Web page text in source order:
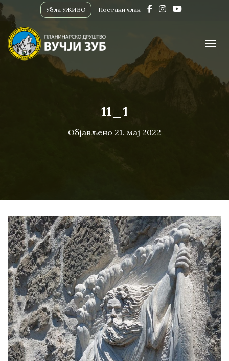
Убла УЖИВО Постани члан
11_1
Објављено 21. мај 2022